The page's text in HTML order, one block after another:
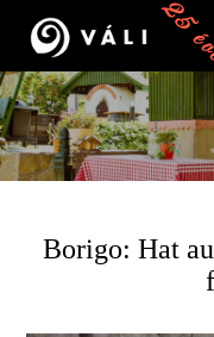
25
Borigo: Hat